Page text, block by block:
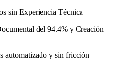
sin Experiencia Técnica
del 94.4% y Creación
automatizado y sin fricción